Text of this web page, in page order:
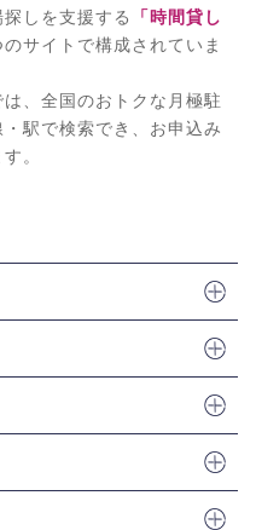
探しを支援する
「時間貸し
サイトで構成されていま
は、全国のおトクな月極駐
駅で検索でき、お申込み
。